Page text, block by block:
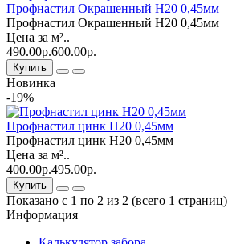
Профнастил Окрашенный Н20 0,45мм
Профнастил Окрашенный Н20 0,45мм
Цена за м²..
490.00р.600.00р.
Купить
Новинка
-19%
Профнастил цинк Н20 0,45мм
Профнастил цинк Н20 0,45мм
Цена за м²..
400.00р.495.00р.
Купить
Показано с 1 по 2 из 2 (всего 1 страниц)
Информация